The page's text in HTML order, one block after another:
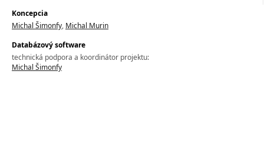
Koncepcia
Michal Šimonfy, Michal Murin
Databázový software
technická podpora a koordinátor projektu:
Michal Šimonfy